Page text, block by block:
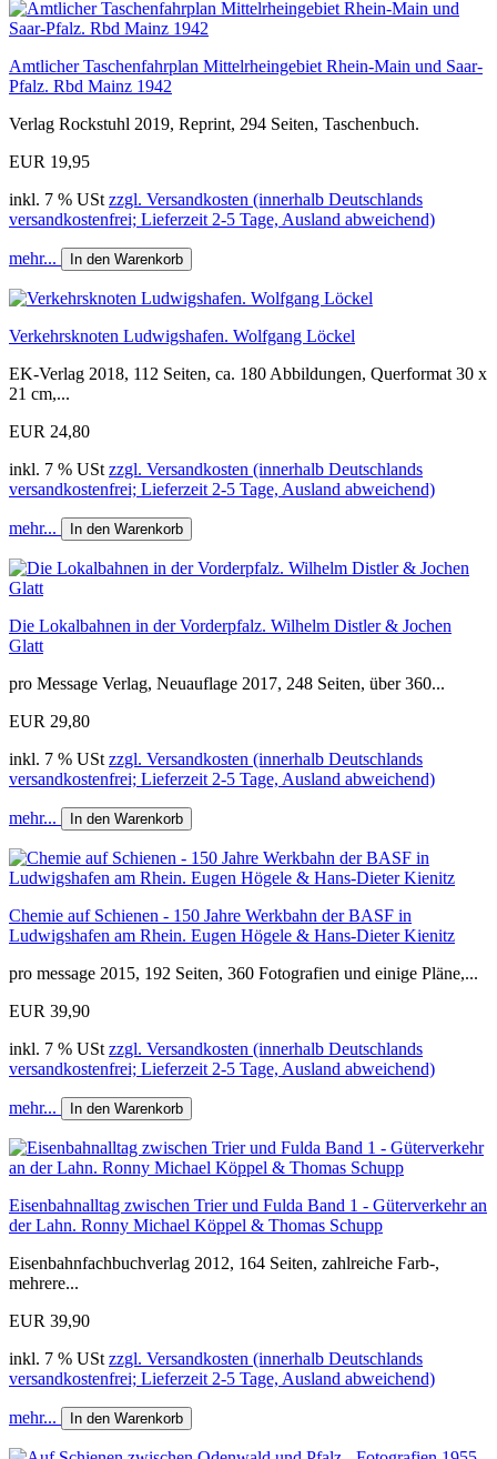
Amtlicher Taschenfahrplan Mittelrheingebiet Rhein-Main und Saar-
Pfalz. Rbd Mainz 1942
Verlag Rockstuhl 2019, Reprint, 294 Seiten, Taschenbuch.
EUR 19,95
inkl. 7 % USt zzgl. Versandkosten (innerhalb Deutschlands
versandkostenfrei; Lieferzeit 2-5 Tage, Ausland abweichend)
mehr... In den Warenkorb
Verkehrsknoten Ludwigshafen. Wolfgang Löckel
EK-Verlag 2018, 112 Seiten, ca. 180 Abbildungen, Querformat 30 x
21 cm,...
EUR 24,80
inkl. 7 % USt zzgl. Versandkosten (innerhalb Deutschlands
versandkostenfrei; Lieferzeit 2-5 Tage, Ausland abweichend)
mehr... In den Warenkorb
Die Lokalbahnen in der Vorderpfalz. Wilhelm Distler & Jochen
Glatt
pro Message Verlag, Neuauflage 2017, 248 Seiten, über 360...
EUR 29,80
inkl. 7 % USt zzgl. Versandkosten (innerhalb Deutschlands
versandkostenfrei; Lieferzeit 2-5 Tage, Ausland abweichend)
mehr... In den Warenkorb
Chemie auf Schienen - 150 Jahre Werkbahn der BASF in
Ludwigshafen am Rhein. Eugen Högele & Hans-Dieter Kienitz
pro message 2015, 192 Seiten, 360 Fotografien und einige Pläne,...
EUR 39,90
inkl. 7 % USt zzgl. Versandkosten (innerhalb Deutschlands
versandkostenfrei; Lieferzeit 2-5 Tage, Ausland abweichend)
mehr... In den Warenkorb
Eisenbahnalltag zwischen Trier und Fulda Band 1 - Güterverkehr an
der Lahn. Ronny Michael Köppel & Thomas Schupp
Eisenbahnfachbuchverlag 2012, 164 Seiten, zahlreiche Farb-,
mehrere...
EUR 39,90
inkl. 7 % USt zzgl. Versandkosten (innerhalb Deutschlands
versandkostenfrei; Lieferzeit 2-5 Tage, Ausland abweichend)
mehr... In den Warenkorb